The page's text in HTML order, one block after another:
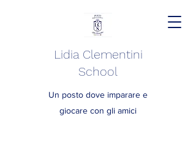
Lidia Clementini
School
Un posto dove imparare e
giocare con gli amici